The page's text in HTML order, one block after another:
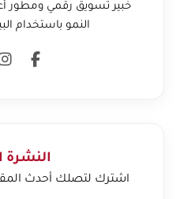
خبير تسويق رقمي ومطور
النمو باستخدام
النشرة
اشترك لتصلك أحدث